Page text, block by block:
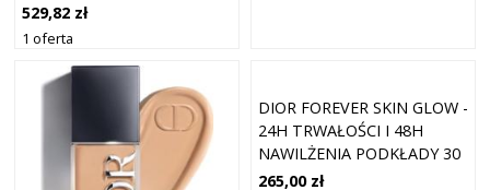
529,82 zł
1 oferta
DIOR FOREVER SKIN GLOW -
24H TRWAŁOŚCI I 48H
NAWILŻENIA PODKŁADY 30
ML 1C
265,00 zł